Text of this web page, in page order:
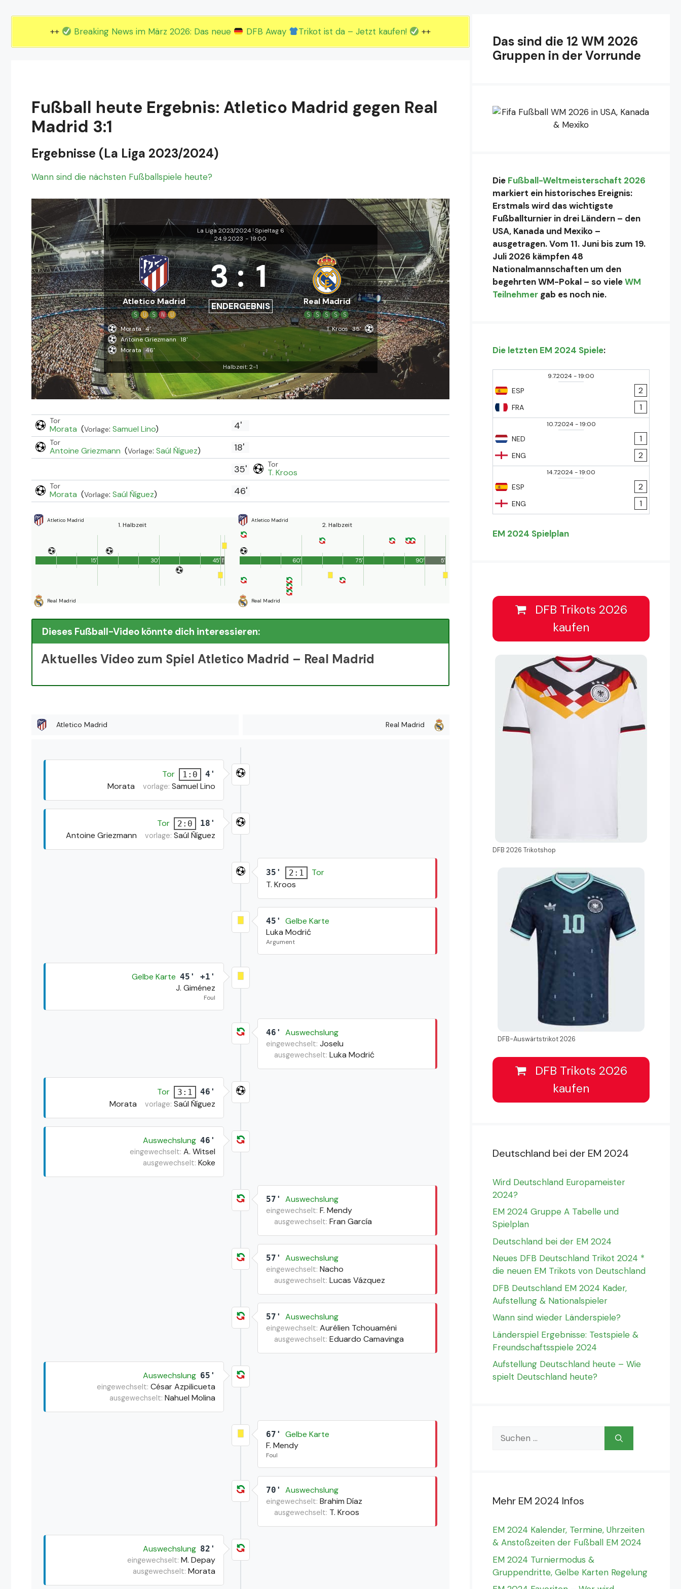
++ Breaking News im März 2026: Das neue DFB Away Trikot ist da – Jetzt kaufen! ++
Fußball heute Ergebnis: Atletico Madrid gegen Real
Madrid 3:1
Ergebnisse (La Liga 2023/2024)
Wann sind die nächsten Fußballspiele heute?
La Liga 2023/2024 | Spieltag 6
24.9.2023 - 19:00
Atletico Madrid
S U S N U
3: 1
ENDERGEBNIS Real Madrid
S S S S S
Morata 4'
Antoine Griezmann 18'
Morata 46'
T. Kroos 35'
Halbzeit: 2-1
Tor
Morata (Vorlage: Samuel Lino) 4'
Tor
Antoine Griezmann (Vorlage: Saúl Ñíguez)
18'
35'
Tor
T. Kroos
Tor
Morata (Vorlage: Saúl Ñíguez) 46'
Atletico Madrid
1. Halbzeit
Real Madrid
45'
15' 30' 1'
Atletico Madrid
2. Halbzeit
Real Madrid
90'
60' 75' 5'
Dieses Fußball-Video könnte dich interessieren:
Aktuelles Video zum Spiel Atletico Madrid – Real Madrid
Atletico Madrid Real Madrid
Tor 1:0 4'
Morata vorlage: Samuel Lino
Tor 2:0 18'
Antoine Griezmann vorlage: Saúl Ñíguez
35' 2:1
Tor
T. Kroos
45'
Gelbe Karte
Luka Modrić
Argument
Gelbe Karte 45' +1'
J. Giménez
Foul
46' Auswechslung
eingewechselt: Joselu
ausgewechselt: Luka Modrić
Tor 3:1 46'
Morata vorlage: Saúl Ñíguez
Auswechslung 46'
eingewechselt: A. Witsel
ausgewechselt: Koke
57' Auswechslung
eingewechselt: F. Mendy
ausgewechselt: Fran García
57' Auswechslung
eingewechselt: Nacho
ausgewechselt: Lucas Vázquez
57' Auswechslung
eingewechselt: Aurélien Tchouaméni
ausgewechselt: Eduardo Camavinga
Auswechslung 65'
eingewechselt: César Azpilicueta
ausgewechselt: Nahuel Molina
67'
Gelbe Karte
F. Mendy
Foul
70' Auswechslung
eingewechselt: Brahim Díaz
ausgewechselt: T. Kroos
Auswechslung 82'
eingewechselt: M. Depay
ausgewechselt: Morata
Das sind die 12 WM 2026
Gruppen in der Vorrunde
Die Fußball-Weltmeisterschaft 2026
markiert ein historisches Ereignis:
Erstmals wird das wichtigste
Fußballturnier in drei Ländern – den
USA, Kanada und Mexiko –
ausgetragen. Vom 11. Juni bis zum 19.
Juli 2026 kämpfen 48
Nationalmannschaften um den
begehrten WM-Pokal – so vieleWM
Teilnehmer gab es noch nie.
Die letzten EM 2024 Spiele:
9.7.2024-19:00
ESP
FRA
2
1
10.7.2024-19:00
NED
ENG
1
2
14.7.2024-19:00
ESP
ENG
2
1
EM 2024 Spielplan
DFB Trikots 2026
kaufen
DFB 2026 Trikotshop
DFB-Auswärtstrikot 2026
DFB Trikots 2026
kaufen
Deutschland bei der EM 2024
Wird Deutschland Europameister
2024?
EM 2024 Gruppe A Tabelle und
Spielplan
Deutschland bei der EM 2024
Neues DFB Deutschland Trikot 2024 *
die neuen EM Trikots von Deutschland
DFB Deutschland EM 2024 Kader,
Aufstellung & Nationalspieler
Wann sind wieder Länderspiele?
Länderspiel Ergebnisse: Testspiele &
Freundschaftsspiele 2024
Aufstellung Deutschland heute – Wie
spielt Deutschland heute?
Suchen
nach:
Mehr EM 2024 Infos
EM 2024 Kalender, Termine, Uhrzeiten
& Anstoßzeiten der Fußball EM 2024
EM 2024 Turniermodus &
Gruppendritte, Gelbe Karten Regelung